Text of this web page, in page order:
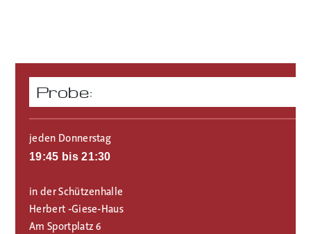
Probe:
jeden Donnerstag
19:45 bis 21:30
in der Schützenhalle
Herbert -Giese-Haus
Am Sportplatz 6